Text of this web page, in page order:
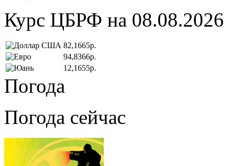
Курс ЦБРФ на 08.08.2026
82,1665р.
94,8366р.
12,1655р.
Погода
Погода сейчас